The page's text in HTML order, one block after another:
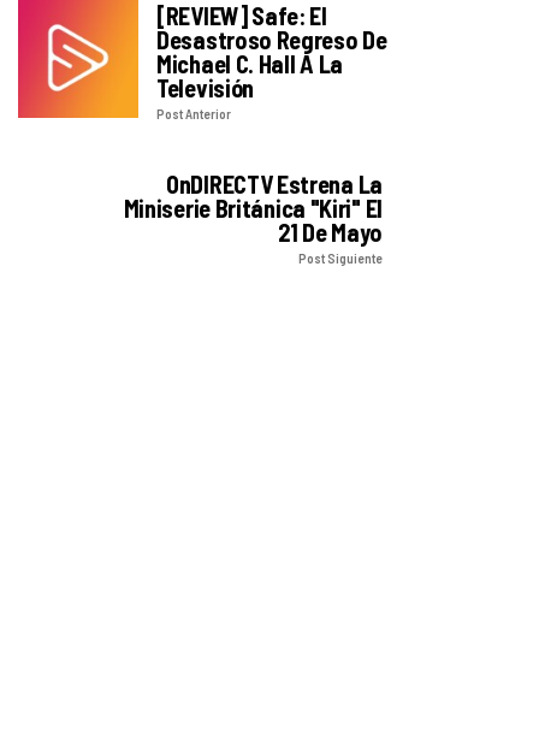
[REVIEW] Safe: El
Desastroso Regreso De
Michael C. Hall A La
Televisión
Post Anterior
OnDIRECTV Estrena La
Miniserie Británica "Kiri" El
21 De Mayo
Post Siguiente